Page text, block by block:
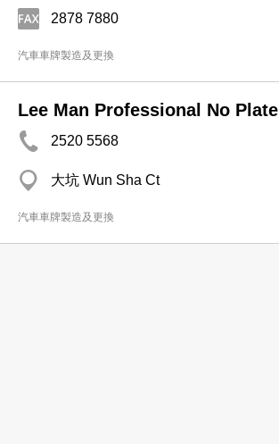
2878 7880
汽車車牌製造及更換
Lee Man Professional No Plate
2520 5568
大坑 Wun Sha Ct
汽車車牌製造及更換